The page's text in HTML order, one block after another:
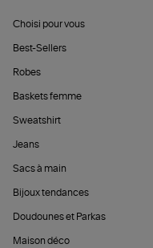
Choisi pour vous
Best-Sellers
Robes
Baskets femme
Sweatshirt
Jeans
Sacs à main
Bijoux tendances
Doudounes et Parkas
Maison déco